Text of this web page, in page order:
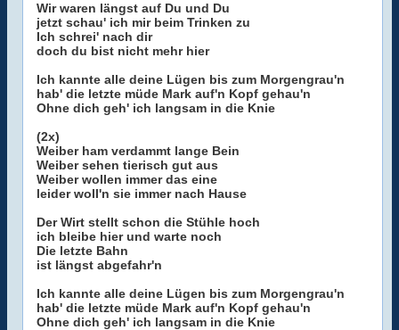
Wir waren längst auf Du und Du
jetzt schau' ich mir beim Trinken zu
Ich schrei' nach dir
doch du bist nicht mehr hier
Ich kannte alle deine Lügen bis zum Morgengrau'n
hab' die letzte müde Mark auf'n Kopf gehau'n
Ohne dich geh' ich langsam in die Knie
(2x)
Weiber ham verdammt lange Bein
Weiber sehen tierisch gut aus
Weiber wollen immer das eine
leider woll'n sie immer nach Hause
Der Wirt stellt schon die Stühle hoch
ich bleibe hier und warte noch
Die letzte Bahn
ist längst abgefahr'n
Ich kannte alle deine Lügen bis zum Morgengrau'n
hab' die letzte müde Mark auf'n Kopf gehau'n
Ohne dich geh' ich langsam in die Knie